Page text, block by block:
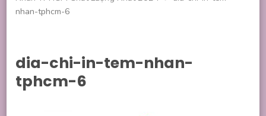
nhan-tphcm-6
dia-chi-in-tem-nhan-
tphcm-6